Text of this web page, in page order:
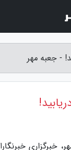
- جعبه مهر
خبرگزاری